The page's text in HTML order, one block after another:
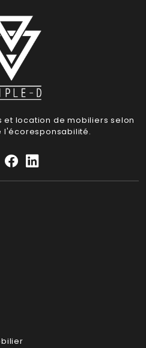
location de mobiliers selon
l'écoresponsabilité.